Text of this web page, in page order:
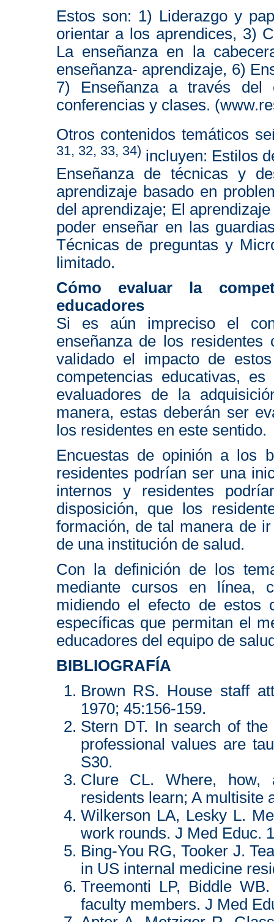
Estos son: 1) Liderazgo y
orientar a los aprendices, 3)
La enseñanza en la
enseñanza- aprendizaje, 6)
7) Enseñanza a través del
conferencias y clases.
Otros contenidos temáticos
31, 32, 33, 34) incluyen: Estilos
Enseñanza de técnicas y
aprendizaje basado en
del aprendizaje; El
poder enseñar en las
Técnicas de preguntas y
limitado.
Cómo evaluar la
educadores
Si es aún impreciso el
enseñanza de los
validado el impacto de
competencias educativas,
evaluadores de la
manera, estas deberán ser
los residentes en este sentido.
Encuestas de opinión a los
residentes podrían ser una
internos y residentes
disposición, que los
formación, de tal manera de
de una institución de salud.
Con la definición de los
mediante cursos en línea,
midiendo el efecto de estos
específicas que permitan el
educadores del equipo de
BIBLIOGRAFÍA
Brown RS. House staff
1970; 45:156-159.
Stern DT. In search of
professional values are
S30.
Clure CL. Where, how,
residents learn; A multisite
Wilkerson LA, Lesky L.
work rounds. J Med Educ.
Bing-You RG, Tooker J.
in US internal medicine
Treemonti LP, Biddle
faculty members. J Med